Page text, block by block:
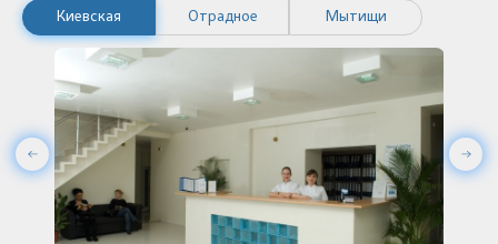
Киевская Отрадное Мытищи